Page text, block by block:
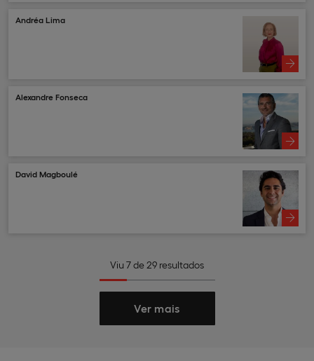
Andréa Lima
Alexandre Fonseca
David Magboulé
Viu 7de29 resultados
Ver mais